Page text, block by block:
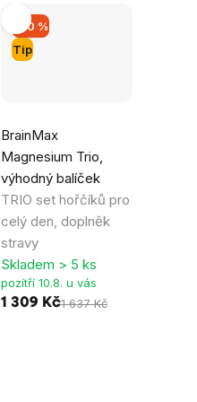
Tip
–20 %
BrainMax
Magnesium Trio,
výhodný balíček
TRIO set hořčíků pro
celý den, doplněk
stravy
hodnocení
produktu
je
5,0
z
5
hvězdiček.
Skladem > 5 ks
pozítří 10.8. u vás
1 309 Kč1 637 Kč